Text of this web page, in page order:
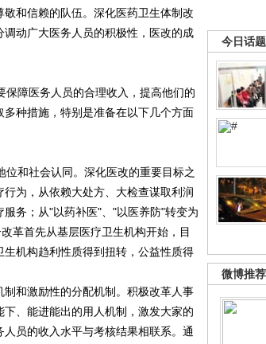
今日话题
微博推荐
和信赖的队伍。深化医药卫生体制改
动广大医务人员的积极性，医改的成
障医务人员的合理收入，提高他们的
种措施，特别是准备在以下几个方面
和社会认同。深化医改的重要目标之
为，从依赖大处方、大检查谋取利润
务；从"以药补医"、"以医养防"转变为
革首先从基层医疗卫生机构开始，目
机构趋利性质得到扭转，公益性质得
和激励性的分配机制。积极改革人事
、能进能出的用人机制，激发大家的
员的收入水平与考核结果相联系。通